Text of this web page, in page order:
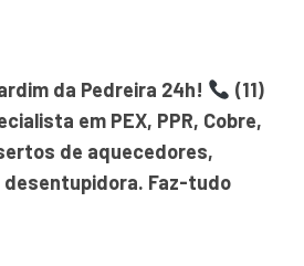
da Pedreira 24h!
(11)
em PEX, PPR, Cobre,
de aquecedores,
desentupidora. Faz-tudo